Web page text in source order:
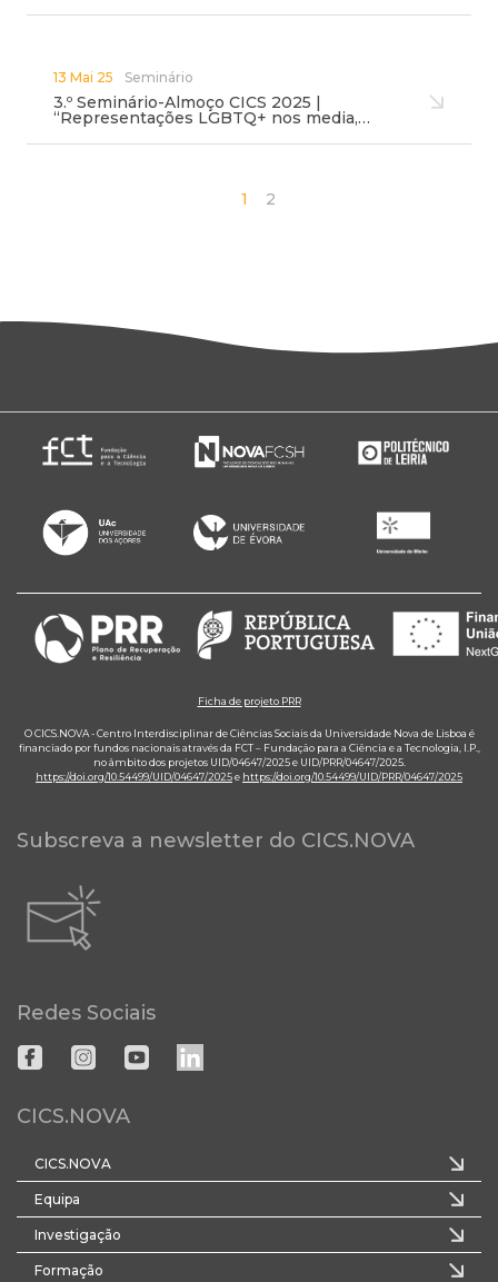
13 Mai 25 Seminário
3.º Seminário-Almoço CICS 2025 |
“Representações LGBTQ+ nos media,…
1 2
Ficha de projeto PRR
O CICS.NOVA - Centro Interdisciplinar de Ciências Sociais da Universidade Nova de Lisboa é
financiado por fundos nacionais através da FCT – Fundação para a Ciência e a Tecnologia, I.P.,
no âmbito dos projetos UID/04647/2025 e UID/PRR/04647/2025.
https://doi.org/10.54499/UID/04647/2025e https://doi.org/10.54499/UID/PRR/04647/2025
Subscreva a newsletter do CICS.NOVA
Redes Sociais
CICS.NOVA
CICS.NOVA
Equipa
Investigação
Formação